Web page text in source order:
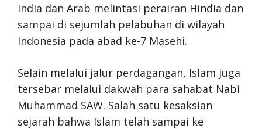
India dan Arab melintasi perairan Hindia dan
sampai di sejumlah pelabuhan di wilayah
Indonesia pada abad ke-7 Masehi.
Selain melalui jalur perdagangan, Islam juga
tersebar melalui dakwah para sahabat Nabi
Muhammad SAW. Salah satu kesaksian
sejarah bahwa Islam telah sampai ke